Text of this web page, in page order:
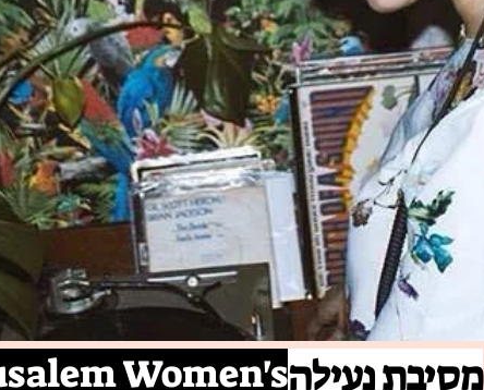
Women'sמסיבת נעילה